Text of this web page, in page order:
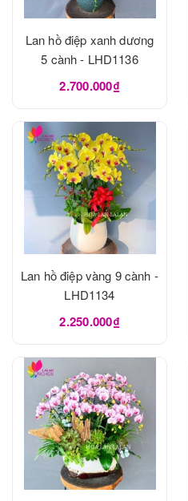
Lan hồ điệp xanh dương
5 cành - LHD1136
2.700.000₫
Lan hồ điệp vàng 9 cành -
LHD1134
2.250.000₫